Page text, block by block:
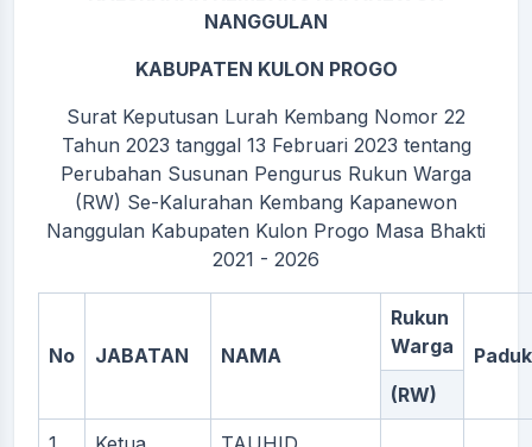
NANGGULAN
KABUPATEN KULON PROGO
Surat Keputusan Lurah Kembang Nomor 22
Tahun 2023 tanggal 13 Februari 2023 tentang
Perubahan Susunan Pengurus Rukun Warga
(RW) Se-Kalurahan Kembang Kapanewon
Nanggulan Kabupaten Kulon Progo Masa Bhakti
2021 - 2026
No JABATAN NAMA
Rukun
Warga
(RW)